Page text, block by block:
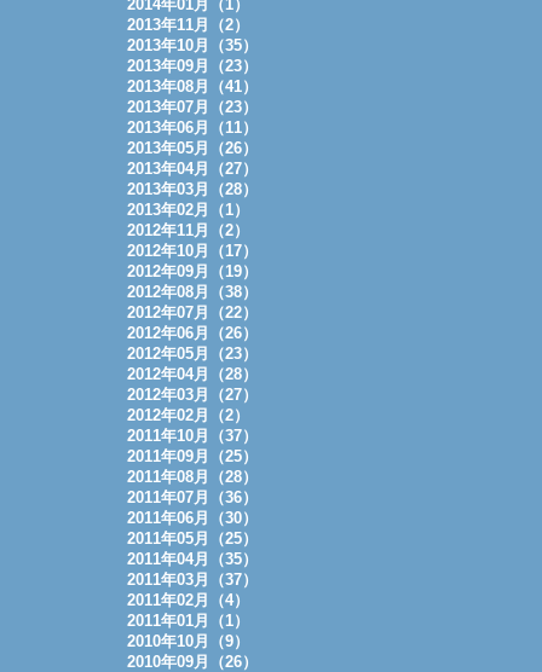
2014年01月（1）
2013年11月（2）
2013年10月（35）
2013年09月（23）
2013年08月（41）
2013年07月（23）
2013年06月（11）
2013年05月（26）
2013年04月（27）
2013年03月（28）
2013年02月（1）
2012年11月（2）
2012年10月（17）
2012年09月（19）
2012年08月（38）
2012年07月（22）
2012年06月（26）
2012年05月（23）
2012年04月（28）
2012年03月（27）
2012年02月（2）
2011年10月（37）
2011年09月（25）
2011年08月（28）
2011年07月（36）
2011年06月（30）
2011年05月（25）
2011年04月（35）
2011年03月（37）
2011年02月（4）
2011年01月（1）
2010年10月（9）
2010年09月（26）